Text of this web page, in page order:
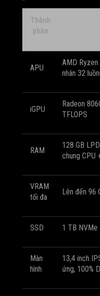
Thành
phần
APU
AMD
nhân 32
iGPU
Radeon
TFLOPS
RAM
128 GB
chung CPU
VRAM
tối đa
Lên đến 96
SSD 1 TB NVMe
Màn
hình
13,4 inch
ứng, 100%